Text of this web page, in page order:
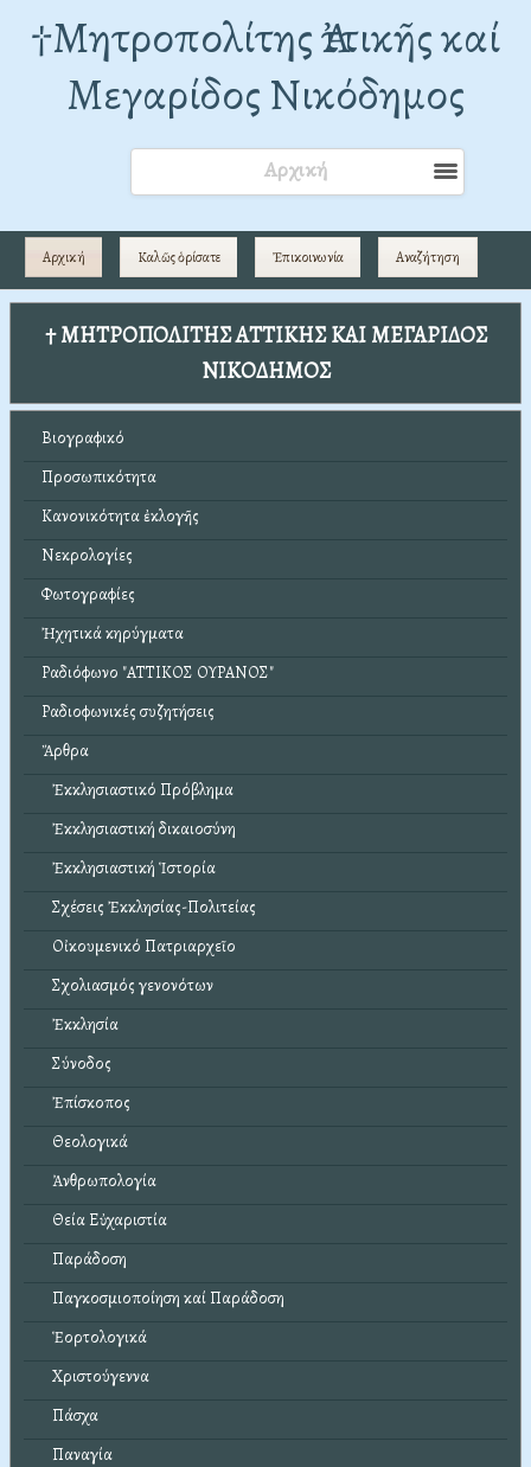
†Mητροπολίτης Ἀττικῆς καί
Μεγαρίδος Νικόδημος
Αρχική
Αρχική Καλῶς ὁρίσατε Ἐπικοινωνία Αναζήτηση
† ΜΗΤΡΟΠΟΛΙΤΗΣ ΑΤΤΙΚΗΣ ΚΑΙ ΜΕΓΑΡΙΔΟΣ
ΝΙΚΟΔΗΜΟΣ
Βιογραφικό
Προσωπικότητα
Κανονικότητα ἐκλογῆς
Νεκρολογίες
Φωτογραφίες
Ἠχητικά κηρύγματα
Ραδιόφωνο "ΑΤΤΙΚΟΣ ΟΥΡΑΝΟΣ"
Ραδιοφωνικές συζητήσεις
Ἄρθρα
Ἐκκλησιαστικό Πρόβλημα
Ἐκκλησιαστική δικαιοσύνη
Ἐκκλησιαστική Ἱστορία
Σχέσεις Ἐκκλησίας-Πολιτείας
Οἰκουμενικό Πατριαρχεῖο
Σχολιασμός γενονότων
Ἐκκλησία
Σύνοδος
Ἐπίσκοπος
Θεολογικά
Ἀνθρωπολογία
Θεία Εὐχαριστία
Παράδοση
Παγκοσμιοποίηση καί Παράδοση
Ἑορτολογικά
Χριστούγεννα
Πάσχα
Παναγία